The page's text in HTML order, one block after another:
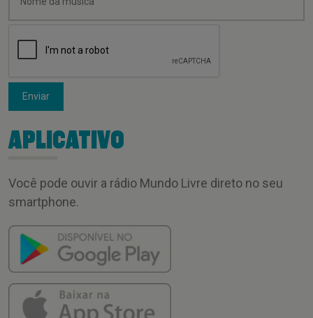
Enviar
APLICATIVO
Você pode ouvir a rádio Mundo Livre direto no seu
smartphone.